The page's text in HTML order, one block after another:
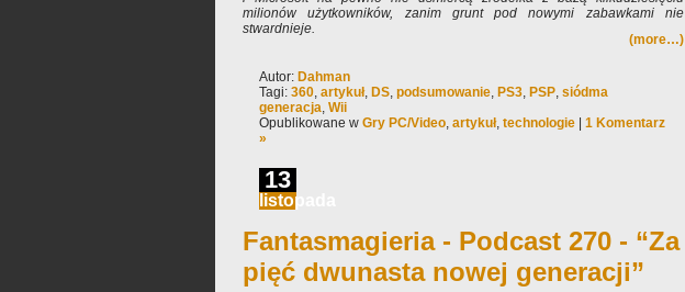
milionów użytkowników, zanim grunt pod nowymi zabawkami nie
stwardnieje.
(more…)
Autor: Dahman
Tagi: 360, artykuł, DS, podsumowanie, PS3, PSP, siódma
generacja, Wii
Opublikowane w Gry PC/Video, artykuł, technologie
1 Komentarz
»
13
listopada
Fantasmagieria - Podcast 270 - “Za
pięć dwunasta nowej generacji”